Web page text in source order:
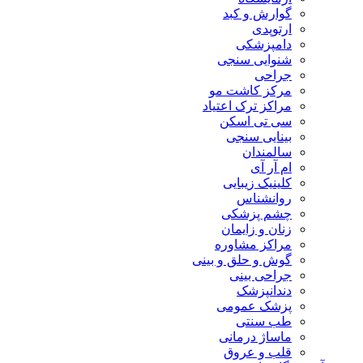
گوارش و کبد
ارتوپدی
دامپزشکی
شنوایی سنجی
جراحی
مرکز کاشت مو
مراکز ترک اعتیاد
سی تی اسکن
بینایی سنجی
سالمندان
ام آر آی
کلینیک زیبایی
روانشناس
چشم پزشکی
زنان و زایمان
مراکز مشاوره
گوش و حلق و بینی
جراحی بینی
دندانپزشک
پزشک عمومی
طب سنتی
ماساژ درمانی
قلب و عروق